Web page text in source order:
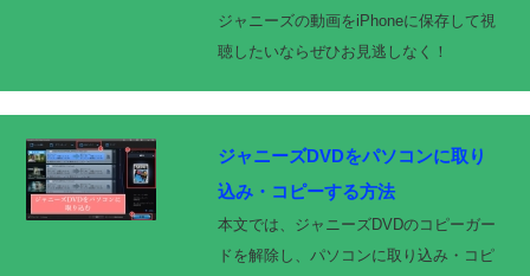
ジャニーズの動画をiPhoneに保存して視
聴したいならぜひお見逃しなく！
ジャニーズDVDをパソコンに取り
込み・コピーする方法
本文では、ジャニーズDVDのコピーガー
ドを解除し、パソコンに取り込み・コピ